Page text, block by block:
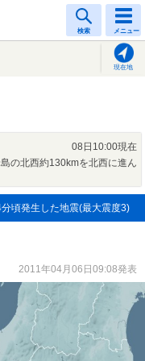
検索 メニュー
現在地
08日10:00現在
の北西約130kmを北西に進ん
頃発生した地震(最大震度3)
2011年04月06日09:08発表